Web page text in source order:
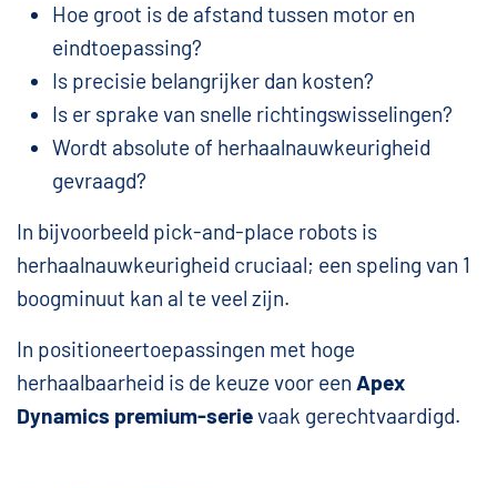
Hoe groot is de afstand tussen motor en
eindtoepassing?
Is precisie belangrijker dan kosten?
Is er sprake van snelle richtingswisselingen?
Wordt absolute of herhaalnauwkeurigheid
gevraagd?
In bijvoorbeeld pick-and-place robots is
herhaalnauwkeurigheid cruciaal; een speling van 1
boogminuut kan al te veel zijn.
In positioneertoepassingen met hoge
herhaalbaarheid is de keuze voor een Apex
Dynamics premium-serievaak gerechtvaardigd.